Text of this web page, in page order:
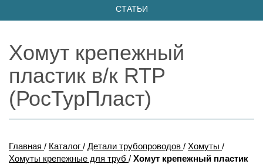
СТАТЬИ
Хомут крепежный
пластик в/к RTP
(РосТурПласт)
Главная / Каталог / Детали трубопроводов / Хомуты /
Хомуты крепежные для труб / Хомут крепежный пластик